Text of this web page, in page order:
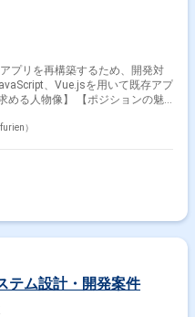
プリを再構築するため、開発対
を使用します。
）
テム設計・開発案件